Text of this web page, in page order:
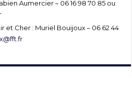
Aumercier – 06 16 98 70 85 ou
et Cher : Muriel Bouijoux – 06 62 44